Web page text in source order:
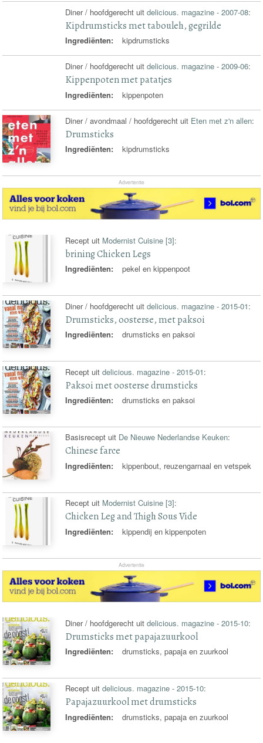
Diner / hoofdgerecht uitdelicious. magazine - 2007-08:
Kipdrumsticks met tabouleh, gegrilde
Ingrediënten: kipdrumsticks
Diner / hoofdgerecht uitdelicious. magazine - 2009-06:
Kippenpoten met patatjes
Ingrediënten: kippenpoten
Diner / avondmaal / hoofdgerecht uit Eten met z'n allen:
Drumsticks
Ingrediënten: kipdrumsticks
Advertentie
Recept uit Modernist Cuisine [3]:
brining Chicken Legs
Ingrediënten: pekel en kippenpoot
Diner / hoofdgerecht uitdelicious. magazine - 2015-01:
Drumsticks, oosterse, met paksoi
Ingrediënten: drumsticks en paksoi
Recept uitdelicious. magazine - 2015-01:
Paksoi met oosterse drumsticks
Ingrediënten: drumsticks en paksoi
Basisrecept uit De Nieuwe Nederlandse Keuken:
Chinese farce
Ingrediënten: kippenbout, reuzengarnaal en vetspek
Recept uit Modernist Cuisine [3]:
Chicken Leg and Thigh Sous Vide
Ingrediënten: kippendij en kippenpoten
Advertentie
Diner / hoofdgerecht uitdelicious. magazine - 2015-10:
Drumsticks met papajazuurkool
Ingrediënten: drumsticks, papaja en zuurkool
Recept uitdelicious. magazine - 2015-10:
Papajazuurkool met drumsticks
Ingrediënten: drumsticks, papaja en zuurkool